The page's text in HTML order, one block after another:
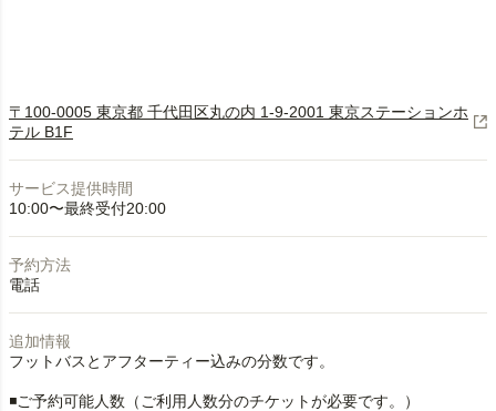
〒100-0005 東京都 千代田区丸の内 1-9-2001 東京ステーションホ
テル B1F
サービス提供時間
10:00〜最終受付20:00
予約方法
電話
追加情報
フットバスとアフターティー込みの分数です。
◾️ご予約可能人数（ご利用人数分のチケットが必要です。）